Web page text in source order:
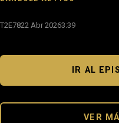
T2E7822 Abr 20263:39
IR AL
VER